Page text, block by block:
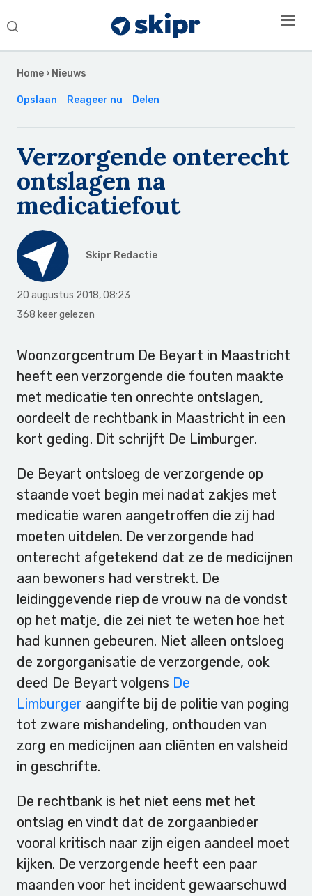
Search
Home › Nieuws
Opslaan Reageer nu Delen
Verzorgende onterecht
ontslagen na
medicatiefout
Skipr Redactie
20 augustus 2018,08:23
368 keer gelezen
Woonzorgcentrum De Beyart in Maastricht
heeft een verzorgende die fouten maakte
met medicatie ten onrechte ontslagen,
oordeelt de rechtbank in Maastricht in een
kort geding. Dit schrijft De Limburger.
De Beyart ontsloeg de verzorgende op
staande voet begin mei nadat zakjes met
medicatie waren aangetroffen die zij had
moeten uitdelen. De verzorgende had
onterecht afgetekend dat ze de medicijnen
aan bewoners had verstrekt. De
leidinggevende riep de vrouw na de vondst
op het matje, die zei niet te weten hoe het
had kunnen gebeuren. Niet alleen ontsloeg
de zorgorganisatie de verzorgende, ook
deed De Beyart volgens De
Limburger aangifte bij de politie van poging
tot zware mishandeling, onthouden van
zorg en medicijnen aan cliënten en valsheid
in geschrifte.
De rechtbank is het niet eens met het
ontslag en vindt dat de zorgaanbieder
vooral kritisch naar zijn eigen aandeel moet
kijken. De verzorgende heeft een paar
maanden voor het incident gewaarschuwd
Sidebar